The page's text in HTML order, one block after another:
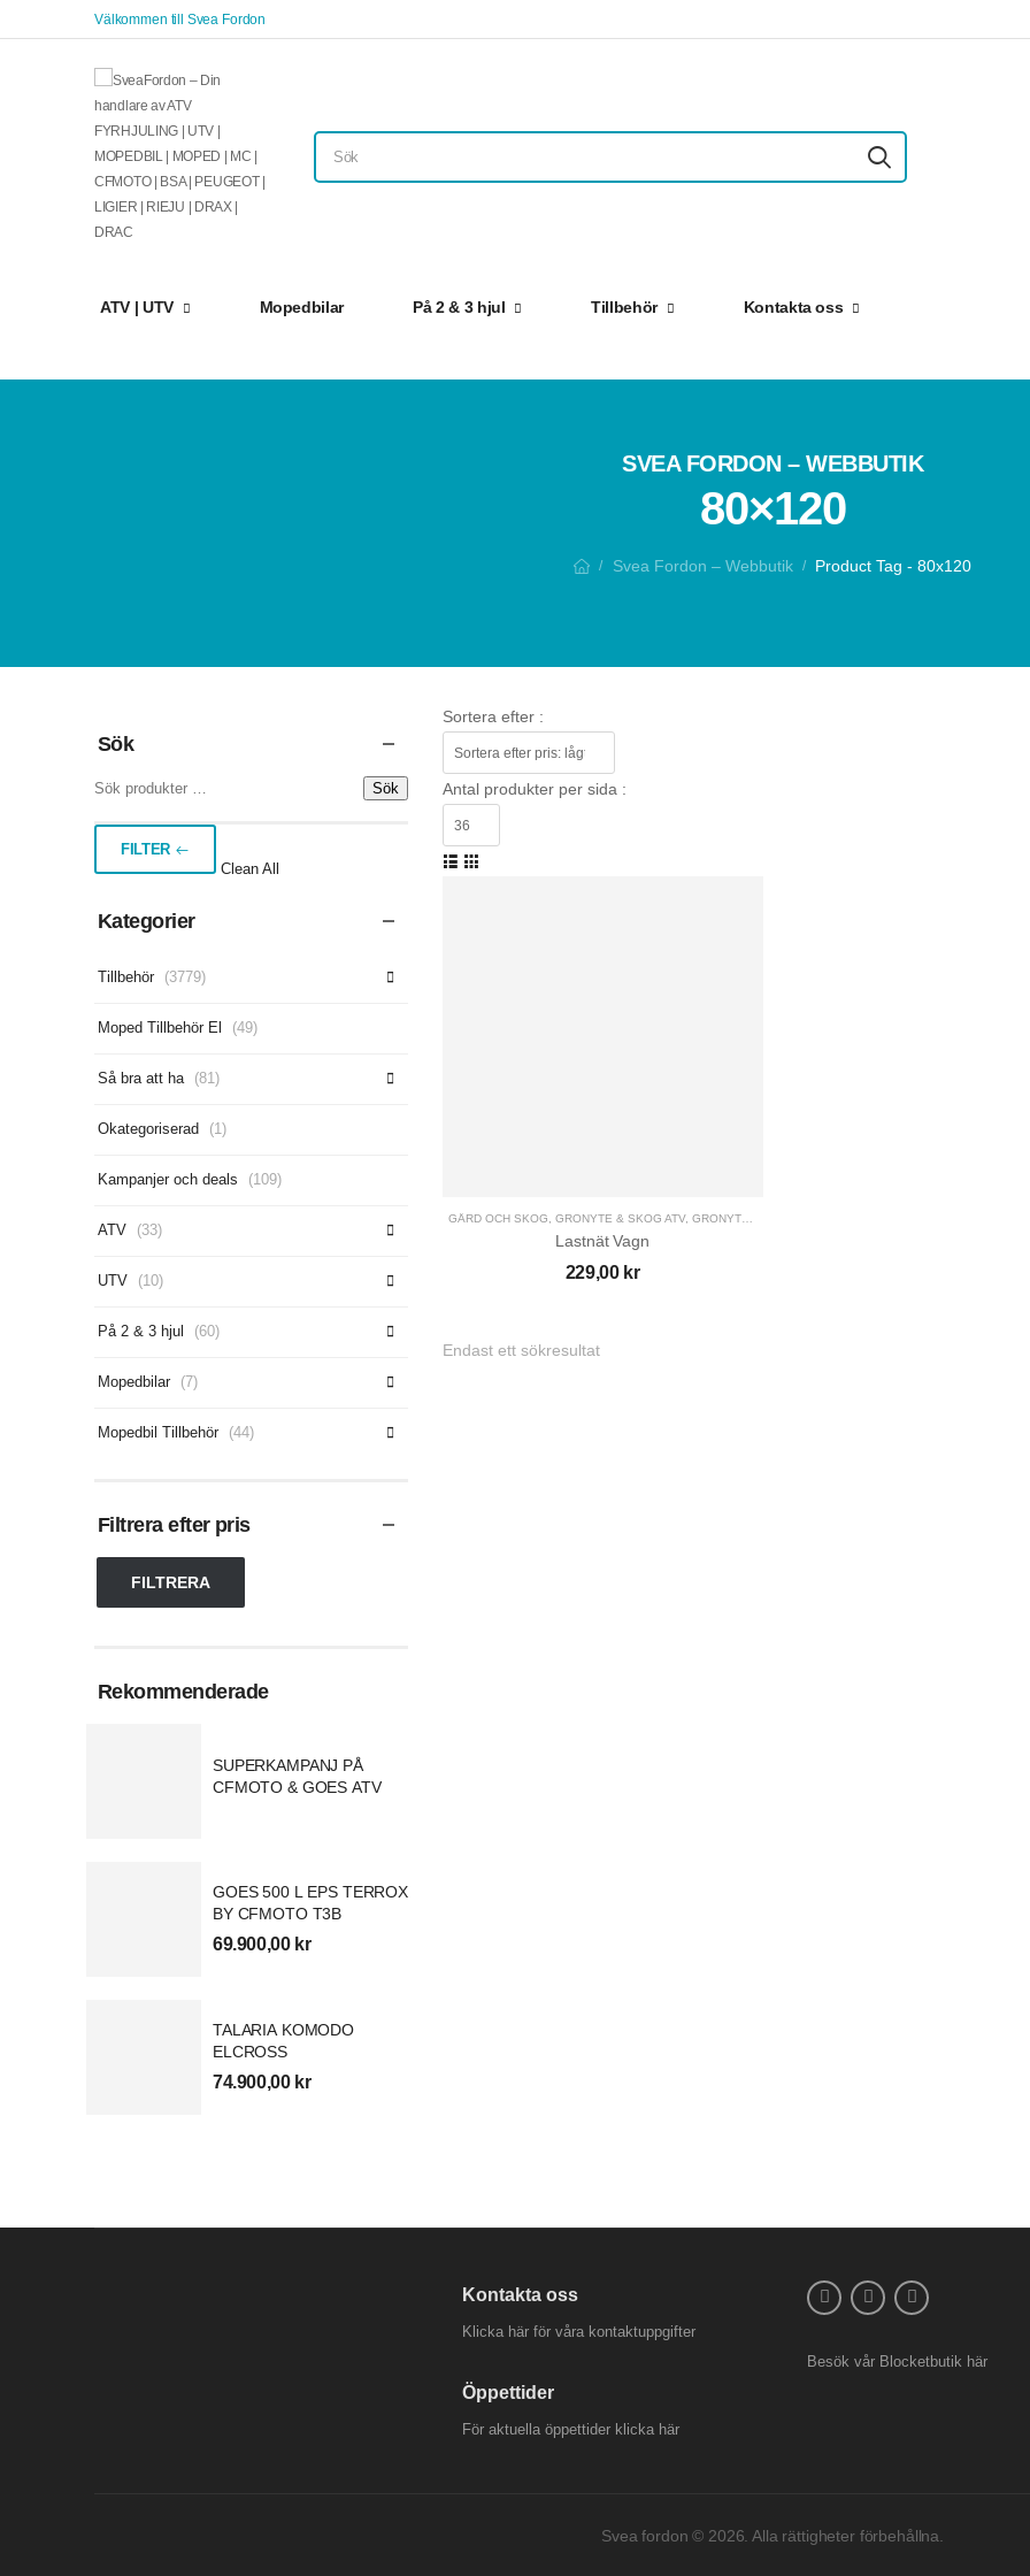
Välkommen till Svea Fordon
ATV | UTV Mopedbilar På 2 & 3 hjul Tillbehör Kontakta oss
SVEA FORDON – WEBBUTIK
80×120
/ Svea Fordon – Webbutik / Product Tag - 80x120
Sök
Sök
FILTER
Clean All
Kategorier
Tillbehör (3779)
Moped Tillbehör El (49)
Så bra att ha (81)
Okategoriserad (1)
Kampanjer och deals (109)
ATV (33)
UTV (10)
På 2 & 3 hjul (60)
Mopedbilar (7)
Mopedbil Tillbehör (44)
Filtrera efter pris
FILTRERA
Rekommenderade
SUPERKAMPANJ PÅ
CFMOTO & GOES ATV
GOES 500 L EPS TERROX
BY CFMOTO T3B
69.900,00 kr
TALARIA KOMODO
ELCROSS
74.900,00 kr
Sortera efter :
Antal produkter per sida :
GÅRD OCH SKOG GRÖNYTE & SKOG ATV, GRÖNYTE & SKOG UTV
Lastnät Vagn
229,00 kr
Endast ett sökresultat
Kontakta oss
Klicka här för våra kontaktuppgifter
Öppettider
För aktuella öppettider klicka här
Besök vår Blocketbutik här
Svea fordon © 2026. Alla rättigheter förbehållna.